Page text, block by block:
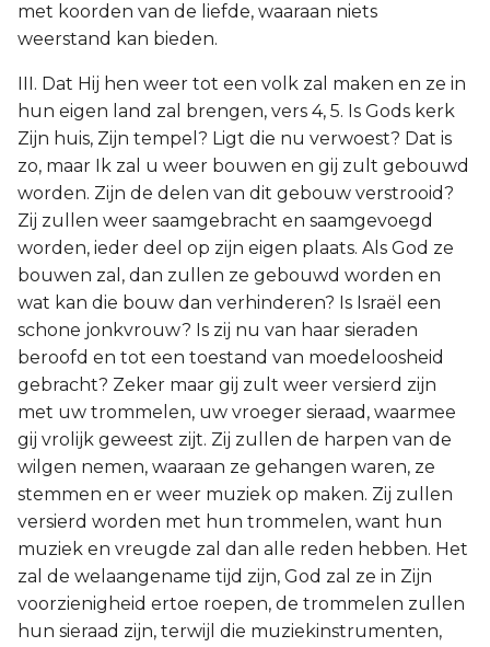
met koorden van de liefde, waaraan niets
weerstand kan bieden.
III. Dat Hij hen weer tot een volk zal maken en ze in
hun eigen land zal brengen, vers 4, 5. Is Gods kerk
Zijn huis, Zijn tempel? Ligt die nu verwoest? Dat is
zo, maar Ik zal u weer bouwen en gij zult gebouwd
worden. Zijn de delen van dit gebouw verstrooid?
Zij zullen weer saamgebracht en saamgevoegd
worden, ieder deel op zijn eigen plaats. Als God ze
bouwen zal, dan zullen ze gebouwd worden en
wat kan die bouw dan verhinderen? Is Israël een
schone jonkvrouw? Is zij nu van haar sieraden
beroofd en tot een toestand van moedeloosheid
gebracht? Zeker maar gij zult weer versierd zijn
met uw trommelen, uw vroeger sieraad, waarmee
gij vrolijk geweest zijt. Zij zullen de harpen van de
wilgen nemen, waaraan ze gehangen waren, ze
stemmen en er weer muziek op maken. Zij zullen
versierd worden met hun trommelen, want hun
muziek en vreugde zal dan alle reden hebben. Het
zal de welaangename tijd zijn, God zal ze in Zijn
voorzienigheid ertoe roepen, de trommelen zullen
hun sieraad zijn, terwijl die muziekinstrumenten,